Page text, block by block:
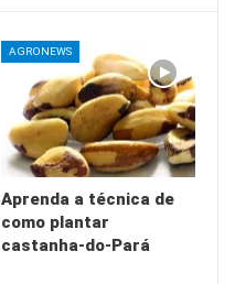
AGRONEWS
Aprenda a técnica de
como plantar
castanha-do-Pará